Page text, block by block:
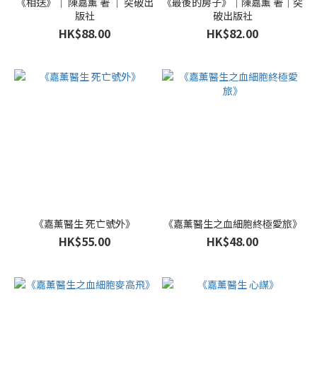
版社
HK$88.00
破出版社
HK$82.00
《嘉薰醫生 死亡號外》
HK$55.00
《嘉薰醫生之血細胞終極愛旅》
HK$48.00